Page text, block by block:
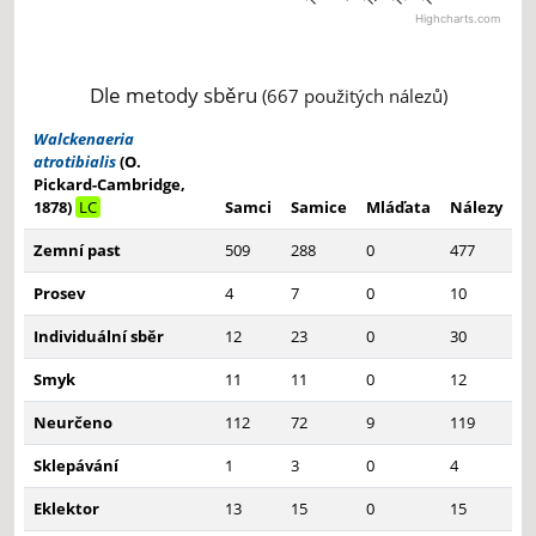
Highcharts.com
Dle metody sběru (667 použitých nálezů)
Walckenaeria
atrotibialis(O.
Pickard-Cambridge,
1878) LC Samci Samice Mláďata
Nálezy
Zemní past
509 288 0
477
Prosev
4 7 0
10
Individuální sběr
12 23 0
30
Smyk
11 11 0
12
Neurčeno
112 72 9
119
Sklepávání
1 3 0
4
Eklektor
13 15 0 15